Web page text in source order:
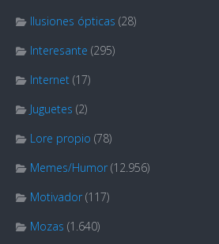
Ilusiones ópticas (28)
Interesante (295)
Internet (17)
Juguetes (2)
Lore propio (78)
Memes/Humor (12.956)
Motivador (117)
Mozas (1.640)